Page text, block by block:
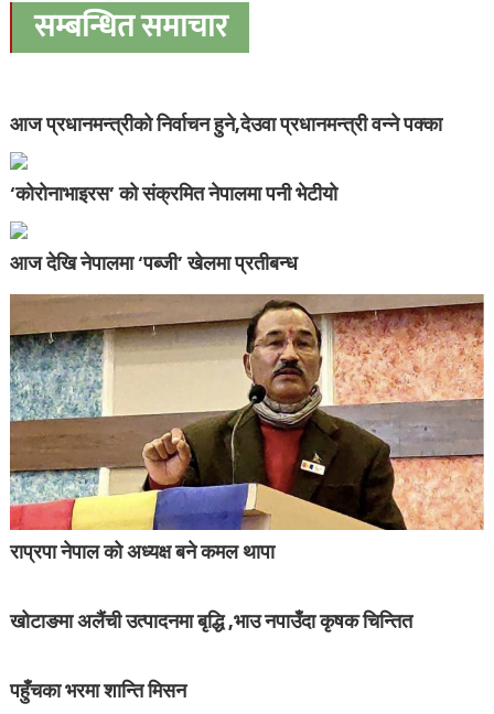
सम्बन्धित समाचार
आज प्रधानमन्त्रीको निर्वाचन हुने,देउवा प्रधानमन्त्री वन्ने पक्का
‘कोरोनाभाइरस’ को संक्रमित नेपालमा पनी भेटीयो
आज देखि नेपालमा ‘पब्जी’ खेलमा प्रतीबन्ध
राप्रपा नेपाल को अध्यक्ष बने कमल थापा
खोटाङमा अलैंची उत्पादनमा बृद्धि ,भाउ नपाउँदा कृषक चिन्तित
पहुँचका भरमा शान्ति मिसन